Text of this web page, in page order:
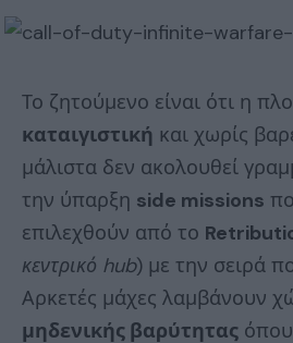
Το ζητούμενο είναι ότι η
καταιγιστική και χωρίς
μάλιστα δεν ακολουθεί
την ύπαρξη side missions
επιλεχθούν από το
κεντρικό hub) με την σειρά
Αρκετές μάχες λαμβάνουν
μηδενικής βαρύτητας